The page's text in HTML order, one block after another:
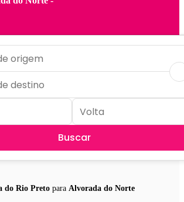
Buscar
do Rio Preto para Alvorada do Norte